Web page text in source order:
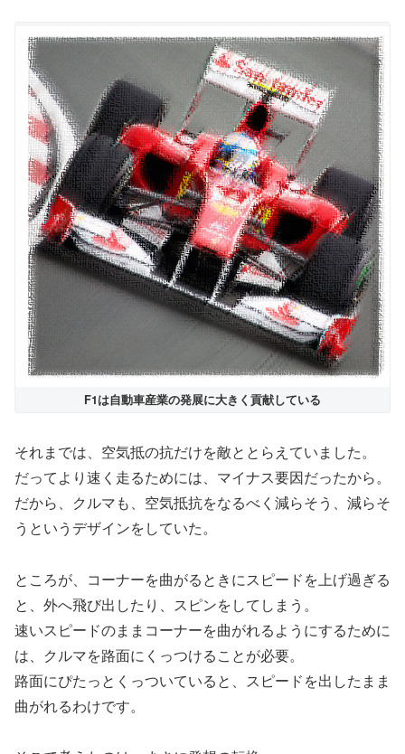
F1は自動車産業の発展に大きく貢献している
それまでは、空気抵の抗だけを敵ととらえていました。
だってより速く走るためには、マイナス要因だったから。
だから、クルマも、空気抵抗をなるべく減らそう、減らそ
うというデザインをしていた。
ところが、コーナーを曲がるときにスピードを上げ過ぎる
と、外へ飛び出したり、スピンをしてしまう。
速いスピードのままコーナーを曲がれるようにするために
は、クルマを路面にくっつけることが必要。
路面にぴたっとくっついていると、スピードを出したまま
曲がれるわけです。